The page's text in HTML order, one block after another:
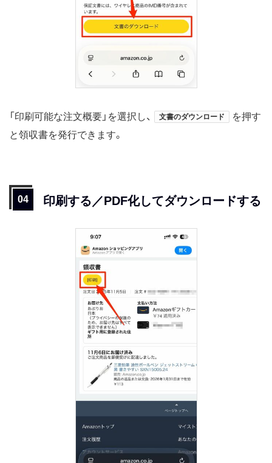
「印刷可能な注文概要」を選択し、 文書のダウンロード
を押す
と領収書を発行できます。
印刷する／PDF化してダウンロードする